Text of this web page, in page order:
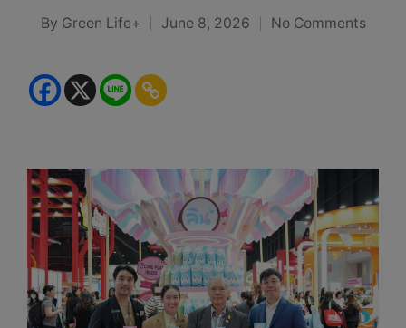
Posted
By Green Life+ June 8, 2026 No Comments